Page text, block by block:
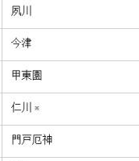
夙川
今津
甲東園
仁川※
門戸厄神